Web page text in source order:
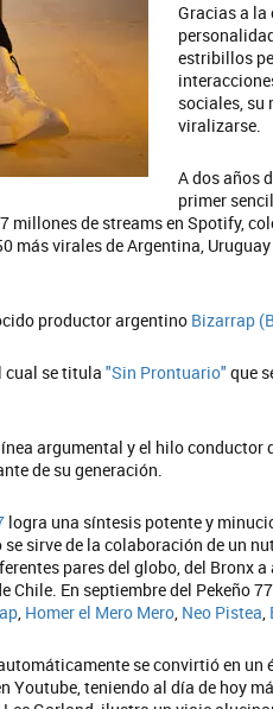
Gracias a la
estribillos
sociales, su
viralizarse.
A dos años
primer
millones de streams en Spotify,
virales de Argentina, Uruguay
productor argentino Bizarrap
cual se titula "Sin Prontuario" que
argumental y el hilo conductor
de su generación.
logra una síntesis potente y
sirve de la colaboración de un
pares del globo, del Bronx a
En septiembre del Pekeño
, Homer el Mero Mero, Neo Pistea,
se convirtió en
Youtube, teniendo al día de hoy